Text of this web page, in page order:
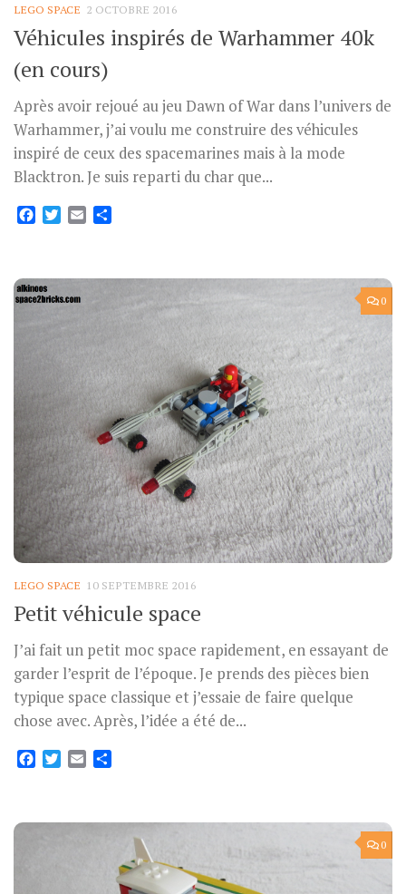
LEGO SPACE 2 OCTOBRE 2016
Véhicules inspirés de Warhammer 40k
(en cours)
Après avoir rejoué au jeu Dawn of War dans l’univers de
Warhammer, j’ai voulu me construire des véhicules
inspiré de ceux des spacemarines mais à la mode
Blacktron. Je suis reparti du char que...
Facebook
Twitter
Email
0
LEGO SPACE 10 SEPTEMBRE 2016
Petit véhicule space
J’ai fait un petit moc space rapidement, en essayant de
garder l’esprit de l’époque. Je prends des pièces bien
typique space classique et j’essaie de faire quelque
chose avec. Après, l’idée a été de...
Facebook
Twitter
Email
0